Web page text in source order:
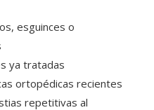
esguinces o
ya tratadas
ortopédicas recientes
repetitivas al